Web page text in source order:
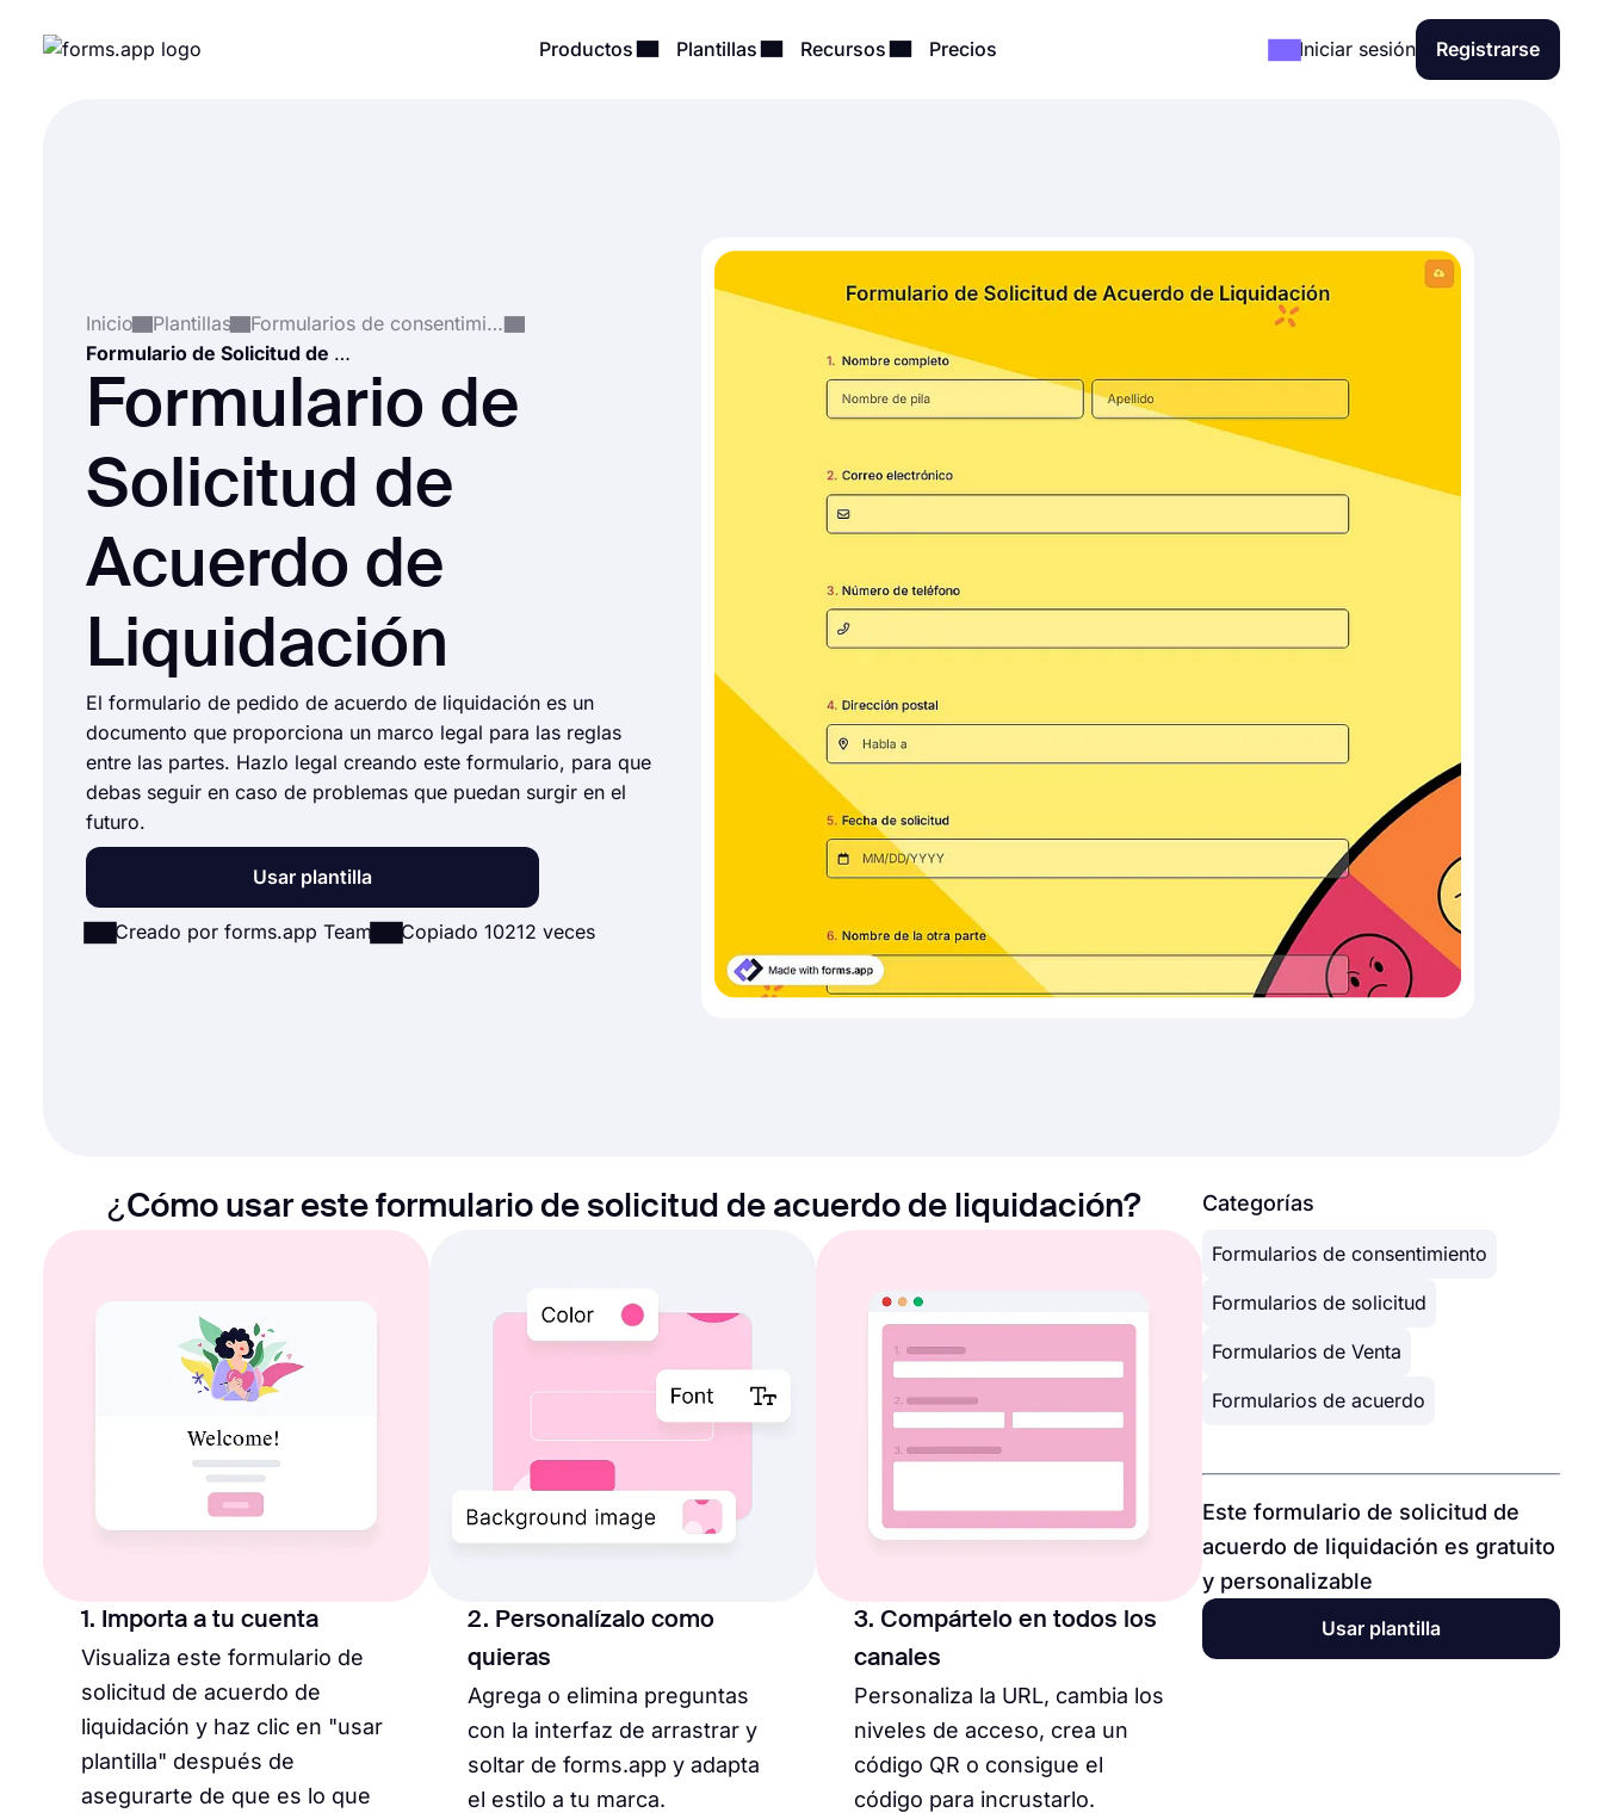
Productos Plantillas Recursos Precios Iniciar sesión Registrarse
Inicio Plantillas
Formularios de consentimiento
Formulario de Solicitud de Acuerdo de Liquidación
Formulario de
Solicitud de
Acuerdo de
Liquidación
El formulario de pedido de acuerdo de liquidación es un
documento que proporciona un marco legal para las reglas
entre las partes. Hazlo legal creando este formulario, para que
debas seguir en caso de problemas que puedan surgir en el
futuro.
Usar plantilla
Creado por forms.app Team Copiado 10212 veces
¿Cómo usar este formulario de solicitud de acuerdo de liquidación?
1. Importa a tu cuenta
Visualiza este formulario de
solicitud de acuerdo de
liquidación y haz clic en "usar
plantilla" después de
asegurarte de que es lo que
2. Personalízalo como
quieras
Agrega o elimina preguntas
con la interfaz de arrastrar y
soltar de forms.app y adapta
el estilo a tu marca.
3. Compártelo en todos los
canales
Personaliza la URL, cambia los
niveles de acceso, crea un
código QR o consigue el
código para incrustarlo.
Categorías
Formularios de consentimiento
Formularios de solicitud
Formularios de Venta
Formularios de acuerdo
Este formulario de solicitud de
acuerdo de liquidación es gratuito
y personalizable
Usar plantilla